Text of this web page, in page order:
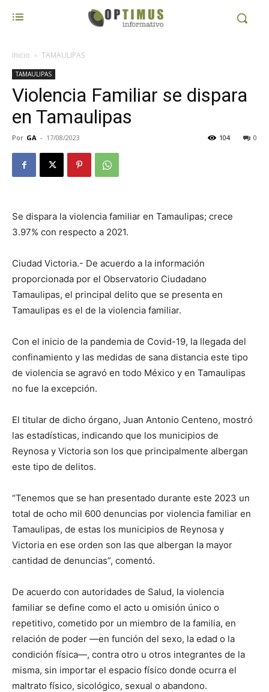
Inicio TAMAULIPAS
TAMAULIPAS
Violencia Familiar se dispara
en Tamaulipas
Por GA - 17/08/2023 0
104
Se dispara la violencia familiar en Tamaulipas; crece
3.97% con respecto a 2021.
Ciudad Victoria.- De acuerdo a la información
proporcionada por el Observatorio Ciudadano
Tamaulipas, el principal delito que se presenta en
Tamaulipas es el de la violencia familiar.
Con el inicio de la pandemia de Covid-19, la llegada del
confinamiento y las medidas de sana distancia este tipo
de violencia se agravó en todo México y en Tamaulipas
no fue la excepción.
El titular de dicho órgano, Juan Antonio Centeno, mostró
las estadísticas, indicando que los municipios de
Reynosa y Victoria son los que principalmente albergan
este tipo de delitos.
“Tenemos que se han presentado durante este 2023 un
total de ocho mil 600 denuncias por violencia familiar en
Tamaulipas, de estas los municipios de Reynosa y
Victoria en ese orden son las que albergan la mayor
cantidad de denuncias”, comentó.
De acuerdo con autoridades de Salud, la violencia
familiar se define como el acto u omisión único o
repetitivo, cometido por un miembro de la familia, en
relación de poder —en función del sexo, la edad o la
condición física—, contra otro u otros integrantes de la
misma, sin importar el espacio físico donde ocurra el
maltrato físico, sicológico, sexual o abandono.